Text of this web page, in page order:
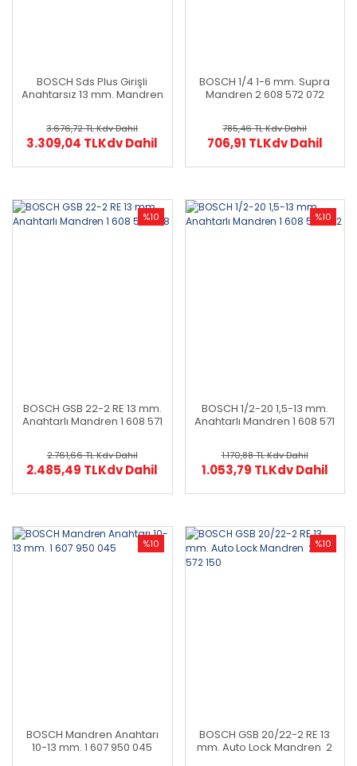
BOSCH Sds Plus Girişli
Anahtarsız 13 mm. Mandren
3.676,72 TLKdv Dahil
3.309,04 TLKdv Dahil
BOSCH 1/4 1-6 mm. Supra
Mandren 2 608 572 072
785,46 TLKdv Dahil
706,91 TLKdv Dahil
%10
BOSCH GSB 22-2 RE 13 mm.
Anahtarlı Mandren 1 608 571
2.761,66 TLKdv Dahil
2.485,49 TLKdv Dahil
%10
BOSCH 1/2-20 1,5-13 mm.
Anahtarlı Mandren 1 608 571
1.170,88 TLKdv Dahil
1.053,79 TLKdv Dahil
%10
BOSCH Mandren Anahtarı
10-13 mm. 1 607 950 045
%10
BOSCH GSB 20/22-2 RE 13
mm. Auto Lock Mandren 2